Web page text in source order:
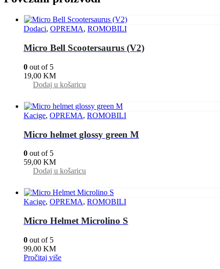
Dodaci, OPREMA, ROMOBILI
Micro Bell Scootersaurus (V2)
0 out of 5
19,00 KM
Dodaj u košaricu
Kacige, OPREMA, ROMOBILI
Micro helmet glossy green M
0 out of 5
59,00 KM
Dodaj u košaricu
Kacige, OPREMA, ROMOBILI
Micro Helmet Microlino S
0 out of 5
99,00 KM
Pročitaj više